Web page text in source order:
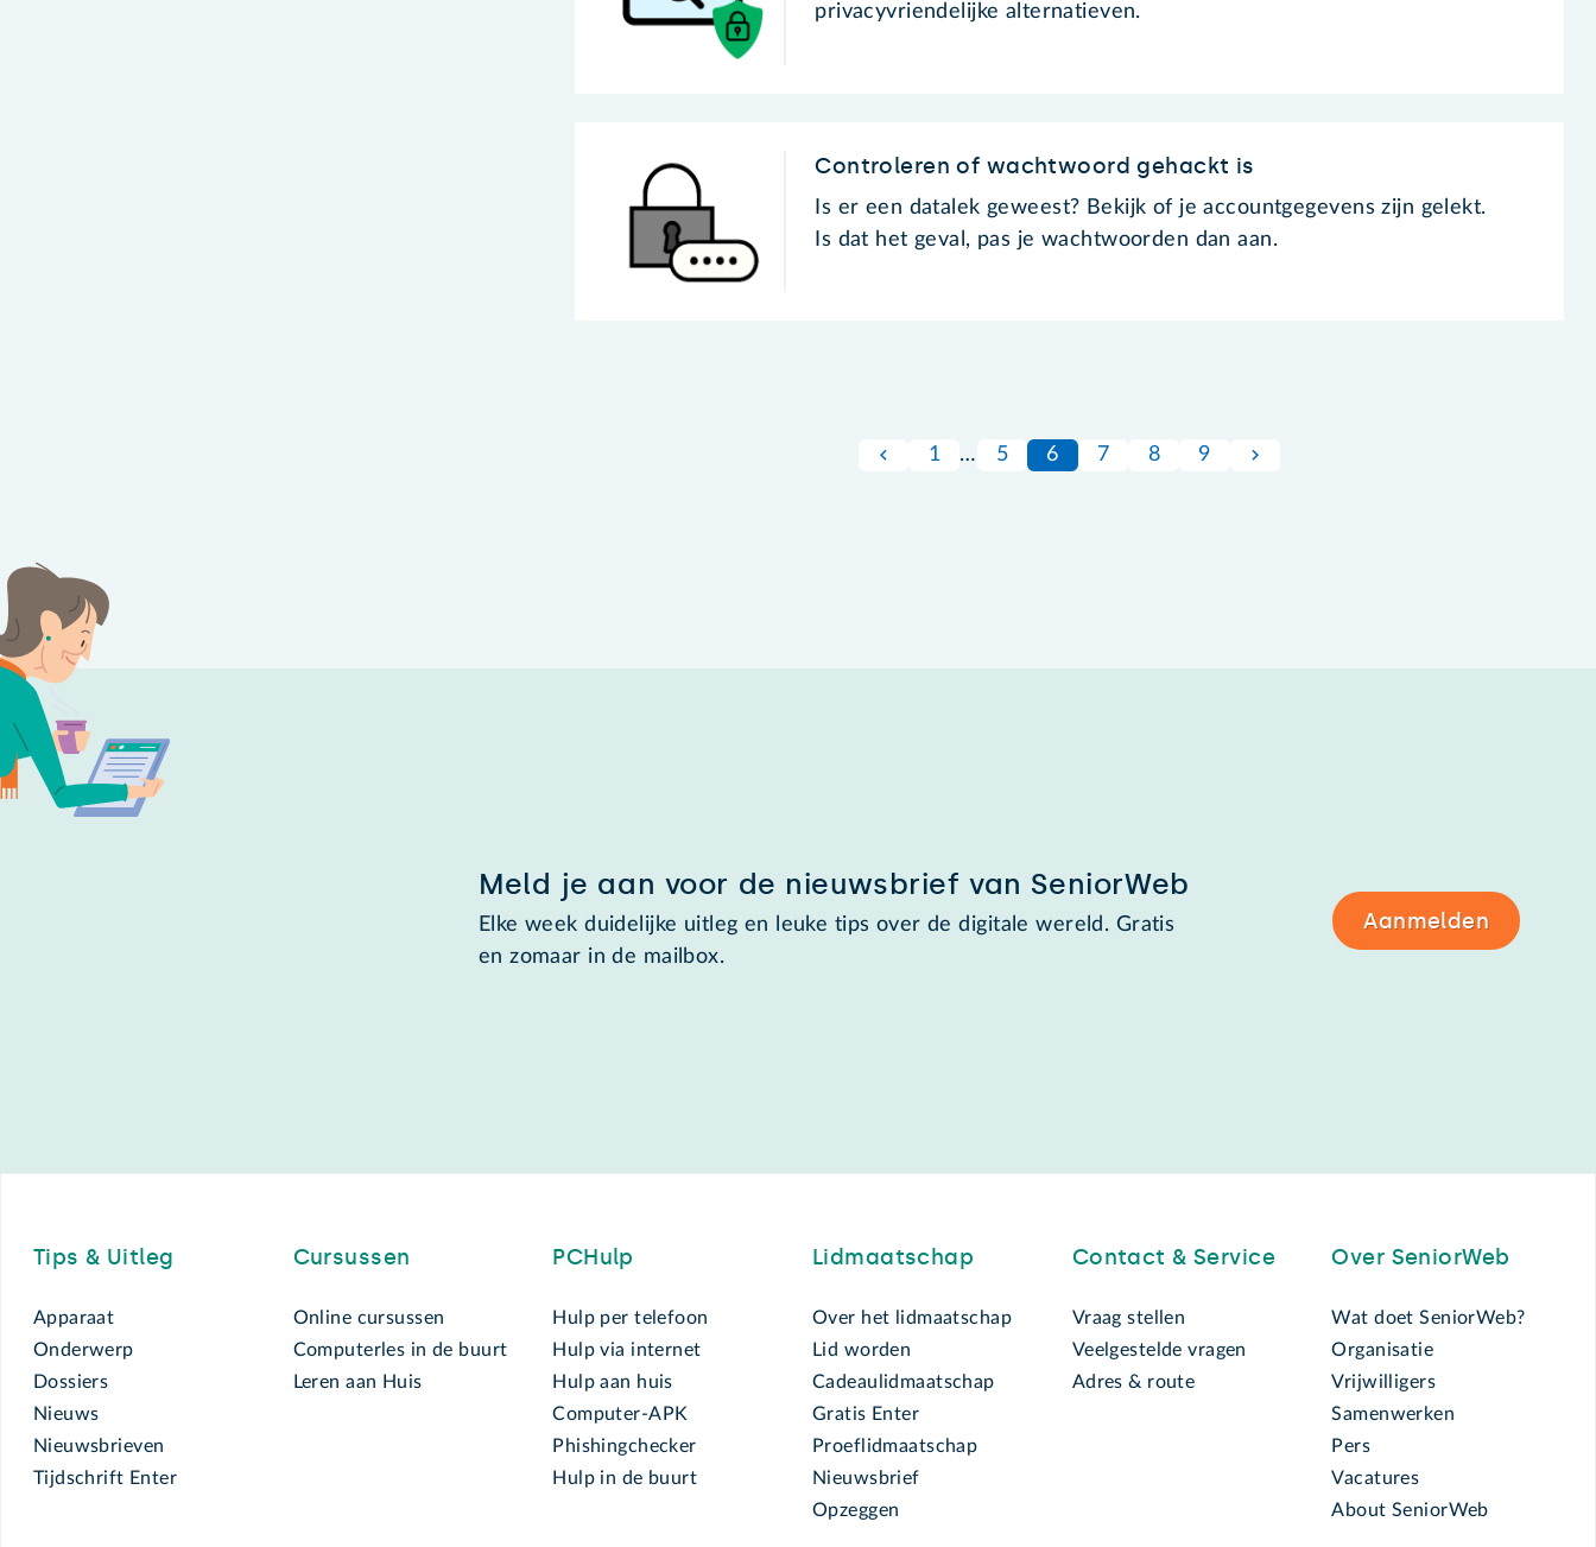
privacyvriendelijke alternatieven.
Controleren of wachtwoord gehackt is
Is er een datalek geweest? Bekijk of je accountgegevens zijn gelekt.
Is dat het geval, pas je wachtwoorden dan aan.
1 … 5 6 7 8 9
Meld je aan voor de nieuwsbrief van SeniorWeb
Elke week duidelijke uitleg en leuke tips over de digitale wereld. Gratis
en zomaar in de mailbox.
Aanmelden
Tips & Uitleg
Apparaat
Onderwerp
Dossiers
Nieuws
Nieuwsbrieven
Tijdschrift Enter
Cursussen
Online cursussen
Computerles in de buurt
Leren aan Huis
PCHulp
Hulp per telefoon
Hulp via internet
Hulp aan huis
Computer-APK
Phishingchecker
Hulp in de buurt
Lidmaatschap
Over het lidmaatschap
Lid worden
Cadeaulidmaatschap
Gratis Enter
Proeflidmaatschap
Nieuwsbrief
Opzeggen
Contact & Service
Vraag stellen
Veelgestelde vragen
Adres & route
Over SeniorWeb
Wat doet SeniorWeb?
Organisatie
Vrijwilligers
Samenwerken
Pers
Vacatures
About SeniorWeb